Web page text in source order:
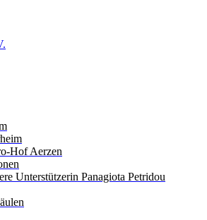
Hof Aerzen
Unterstützerin Panagiota Petridou